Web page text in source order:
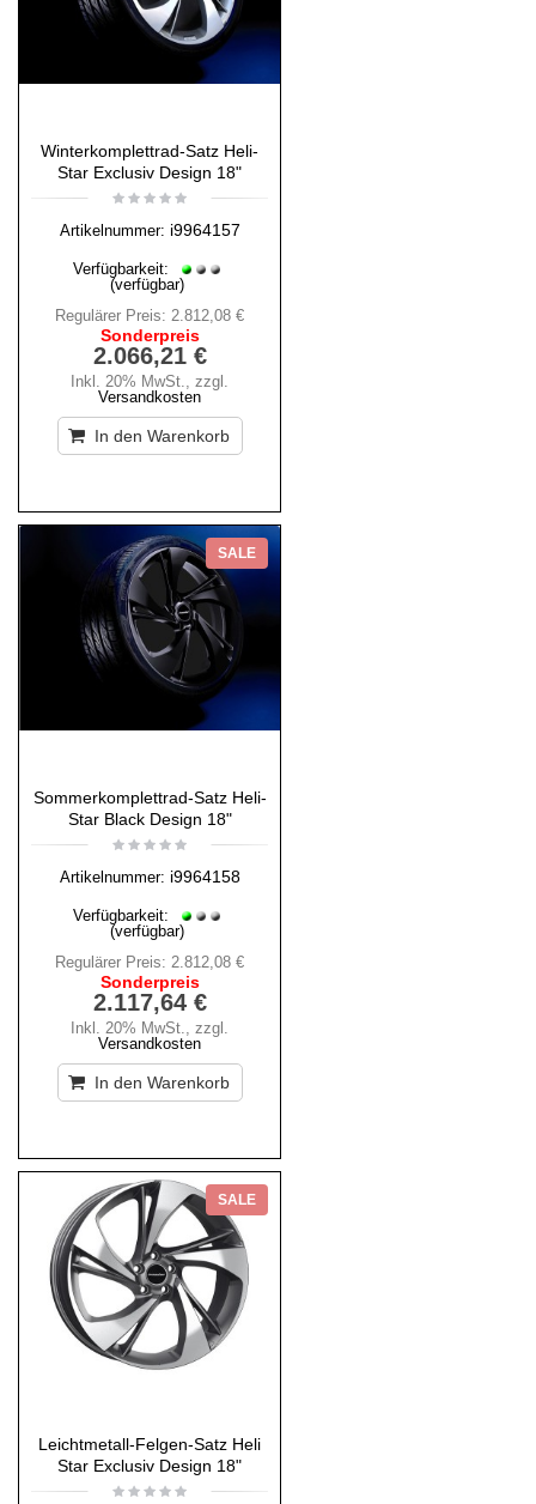
Winterkomplettrad-Satz Heli-
Star Exclusiv Design 18"
Artikelnummer: i9964157
Verfügbarkeit:
(verfügbar)
Regulärer Preis: 2.812,08 €
Sonderpreis
2.066,21 €
Inkl. 20% MwSt., zzgl.
Versandkosten
In den Warenkorb
SALE
Sommerkomplettrad-Satz Heli-
Star Black Design 18"
Artikelnummer: i9964158
Verfügbarkeit:
(verfügbar)
Regulärer Preis: 2.812,08 €
Sonderpreis
2.117,64 €
Inkl. 20% MwSt., zzgl.
Versandkosten
In den Warenkorb
SALE
Leichtmetall-Felgen-Satz Heli
Star Exclusiv Design 18"